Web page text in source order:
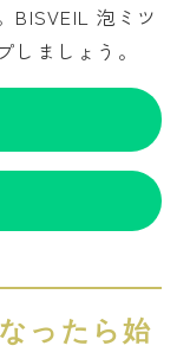
BISVEIL 泡ミツ
ましょう。
ったら始